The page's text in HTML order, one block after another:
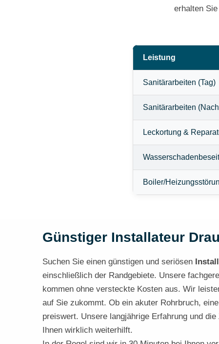
erhalten
Leistung
Sanitärarbeiten (Tag)
Sanitärarbeiten
Leckortung &
Boiler/
Günstiger Installateur
Suchen Sie einen günstigen und seriösen
einschließlich der Randgebiete. Unsere
kommen ohne versteckte Kosten aus. Wir
auf Sie zukommt. Ob ein akuter Rohrbruch,
preiswert. Unsere langjährige Erfahrung und
Ihnen wirklich weiterhilft.